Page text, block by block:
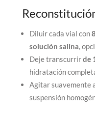
Diluir cada vial con
solución salina,
Deje transcurrirde
hidratación
Agitar suavemente
suspensión